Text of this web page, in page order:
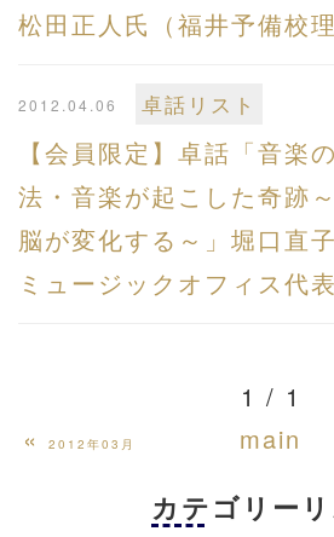
松田正人氏（福井予備校理
2012.04.06 卓話リスト
【会員限定】卓話「音楽
法・音楽が起こした奇跡
脳が変化する～」堀口直
ミュージックオフィス代
1 / 1
«
2012年03月 main
カテゴリー